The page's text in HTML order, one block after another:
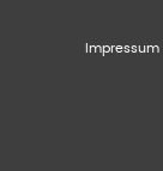
Impressum